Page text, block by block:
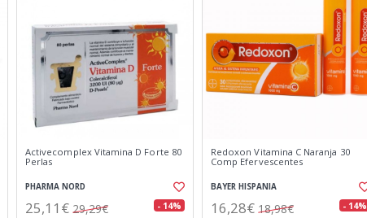
Activecomplex Vitamina D Forte 80
Perlas
PHARMA NORD
25,11€ 29,29€ - 14%
Redoxon Vitamina C Naranja 30
Comp Efervescentes
BAYER HISPANIA
16,28€ 18,98€ - 14%